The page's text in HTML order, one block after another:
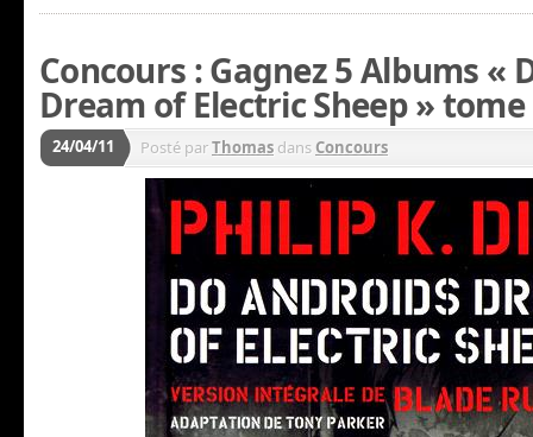
Concours : Gagnez 5 Albums «
Dream of Electric Sheep » tome
24/04/11 Posté parThomas dans Concours